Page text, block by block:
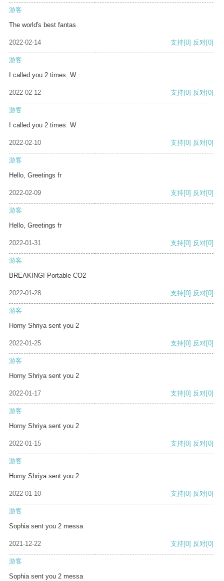
游客
The world's best fantas
2022-02-14 支持[0] 反对[0]
游客
I called you 2 times. W
2022-02-12 支持[0] 反对[0]
游客
I called you 2 times. W
2022-02-10 支持[0] 反对[0]
游客
Hello, Greetings fr
2022-02-09 支持[0] 反对[0]
游客
Hello, Greetings fr
2022-01-31 支持[0] 反对[0]
游客
BREAKING! Portable CO2
2022-01-28 支持[0] 反对[0]
游客
Horny Shriya sent you 2
2022-01-25 支持[0] 反对[0]
游客
Horny Shriya sent you 2
2022-01-17 支持[0] 反对[0]
游客
Horny Shriya sent you 2
2022-01-15 支持[0] 反对[0]
游客
Horny Shriya sent you 2
2022-01-10 支持[0] 反对[0]
游客
Sophia sent you 2 messa
2021-12-22 支持[0] 反对[0]
游客
Sophia sent you 2 messa